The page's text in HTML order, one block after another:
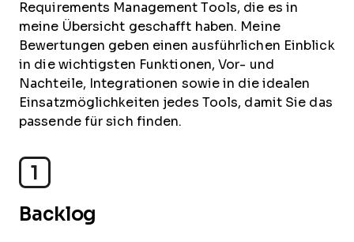
Requirements Management Tools, die es in
meine Übersicht geschafft haben. Meine
Bewertungen geben einen ausführlichen Einblick
in die wichtigsten Funktionen, Vor- und
Nachteile, Integrationen sowie in die idealen
Einsatzmöglichkeiten jedes Tools, damit Sie das
passende für sich finden.
1
Backlog